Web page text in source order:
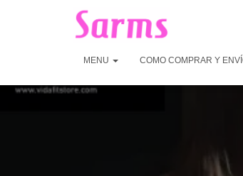
MENU COMO COMPRAR Y